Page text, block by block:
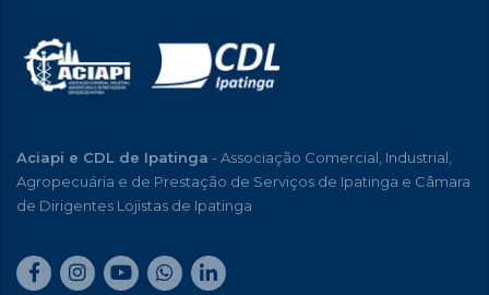
Aciapi e CDL de Ipatinga - Associação Comercial, Industrial,
Agropecuária e de Prestação de Serviços de Ipatinga e Câmara
de Dirigentes Lojistas de Ipatinga